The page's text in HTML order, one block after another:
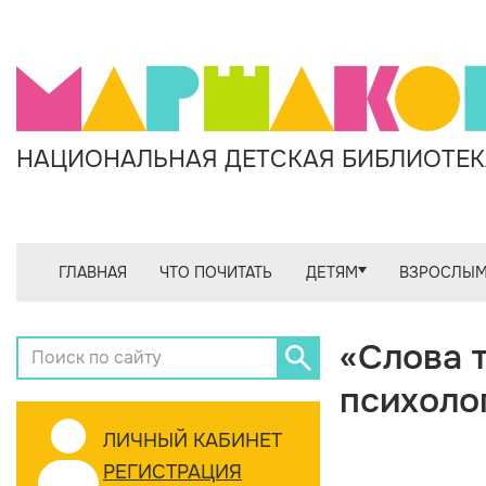
НАЦИОНАЛЬНАЯ ДЕТСКАЯ
ГЛАВНАЯ ЧТО ПОЧИТАТЬ ДЕТЯМ
ЛИЧНЫЙ КАБИНЕТ
РЕГИСТРАЦИЯ
«Слова